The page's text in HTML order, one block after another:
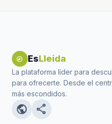
explore EsLleida
La plataforma líder para
para ofrecerte. Desde el
más escondidos.
public share